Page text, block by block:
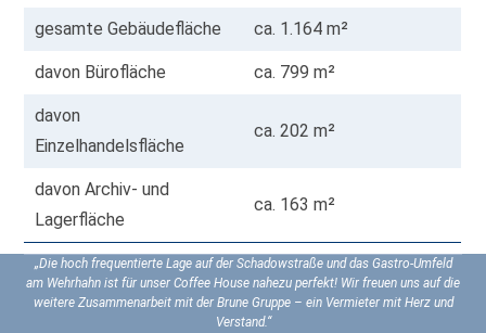
gesamte Gebäudefläche ca. 1.164 m²
davon Bürofläche ca. 799 m²
davon
Einzelhandelsfläche
ca. 202 m²
davon Archiv- und
Lagerfläche
ca. 163 m²
„Die hoch frequentierte Lage auf der Schadowstraße und das Gastro-Umfeld
am Wehrhahn ist für unser Coffee House nahezu perfekt! Wir freuen uns auf die
weitere Zusammenarbeit mit der Brune Gruppe – ein Vermieter mit Herz und
Verstand.“